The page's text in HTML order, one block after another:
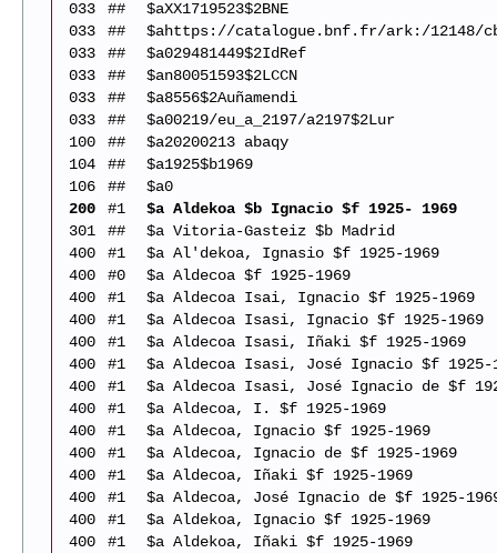
033
##
$aXX1719523$2BNE
033
##
$ahttps://catalogue.bnf.fr/ark:/12148/
033
##
$a029481449$2IdRef
033
##
$an80051593$2LCCN
033
##
$a8556$2Auñamendi
033
##
$a00219/eu_a_2197/a2197$2Lur
100
##
$a20200213 abaqy
104
##
$a1925$b1969
106
##
$a0
200
#1
$a Aldekoa $b Ignacio $f 1925- 1969
301
##
$a Vitoria-Gasteiz $b Madrid
400
#1
$a Al'dekoa, Ignasio $f 1925-1969
400
#0
$a Aldecoa $f 1925-1969
400
#1
$a Aldecoa Isai, Ignacio $f 1925-1969
400
#1
$a Aldecoa Isasi, Ignacio $f 1925-1969
400
#1
$a Aldecoa Isasi, Iñaki $f 1925-1969
400
#1
$a Aldecoa Isasi, José Ignacio $f 1925-
400
#1
$a Aldecoa Isasi, José Ignacio de $f
400
#1
$a Aldecoa, I. $f 1925-1969
400
#1
$a Aldecoa, Ignacio $f 1925-1969
400
#1
$a Aldecoa, Ignacio de $f 1925-1969
400
#1
$a Aldecoa, Iñaki $f 1925-1969
400
#1
$a Aldecoa, José Ignacio de $f 1925-
400
#1
$a Aldekoa, Ignacio $f 1925-1969
400
#1
$a Aldekoa, Iñaki $f 1925-1969